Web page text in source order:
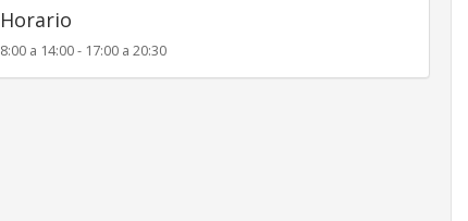
Horario
8:00 a 14:00 - 17:00 a 20:30